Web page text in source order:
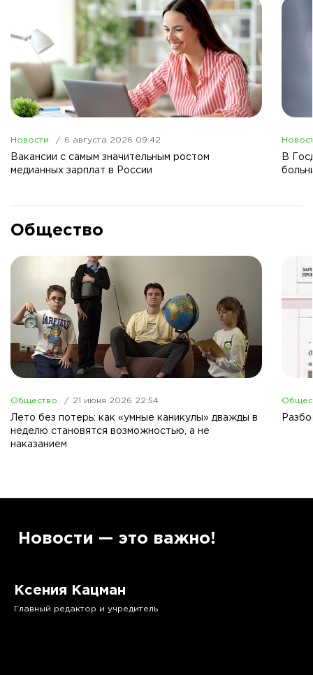
Новости 6 августа 2026 09:42
Вакансии с самым значительным ростом
медианных зарплат в России
В
Общество
Общество 21 июня 2026 22:54
Лето без потерь: как «умные каникулы» дважды в
неделю становятся возможностью, а не
наказанием
Новости — это важно!
Ксения Кацман
Главный редактор и учредитель